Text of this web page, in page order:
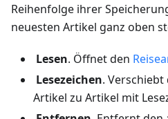
Reihenfolge ihrer
neuesten Artikel ganz oben
Lesen. Öffnet den
Lesezeichen.
Artikel zu Artikel mit